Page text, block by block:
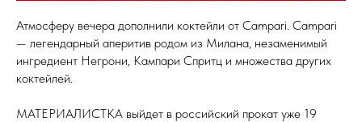
Атмосферу вечера дополнили коктейли от Campari. Campari
— легендарный аперитив родом из Милана, незаменимый
ингредиент Негрони, Кампари Спритц и множества других
коктейлей.
МАТЕРИАЛИСТКА выйдет в российский прокат уже 19